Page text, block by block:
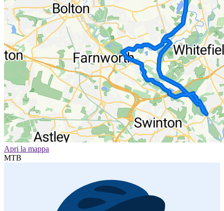
Apri la mappa
MTB